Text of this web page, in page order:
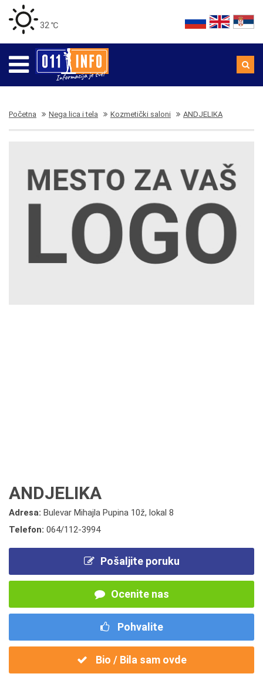
32 ℃
Početna Nega lica i tela Kozmetički saloni ANDJELIKA
ANDJELIKA
Adresa: Bulevar Mihajla Pupina 10ž, lokal 8
Telefon: 064/112-3994
Pošaljite poruku
Ocenite nas
Pohvalite
Bio / Bila sam ovde